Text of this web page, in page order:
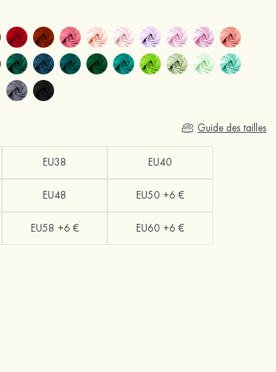
Guide des tailles
EU38 EU40
EU48 EU50 +6 €
EU58 +6 € EU60 +6 €